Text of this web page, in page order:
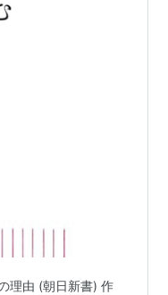
理由 (朝日新書) 作